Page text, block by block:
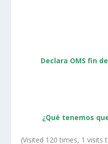
Declara OMS fin
¿Qué tenemos
(Visited 120 times, 1 visits